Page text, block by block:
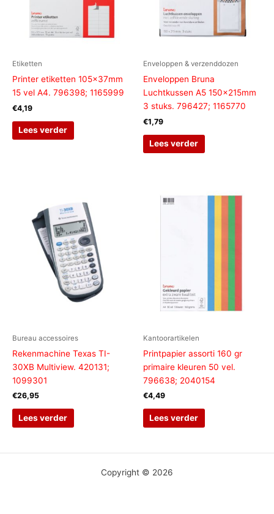
Etiketten
Printer etiketten 105x37mm
15 vel A4. 796398; 1165999
€4,19
Lees verder
Enveloppen & verzenddozen
Enveloppen Bruna
Luchtkussen A5 150x215mm
3 stuks. 796427; 1165770
€1,79
Lees verder
Bureau accessoires
Rekenmachine Texas TI-
30XB Multiview. 420131;
1099301
€26,95
Lees verder
Kantoorartikelen
Printpapier assorti 160 gr
primaire kleuren 50 vel.
796638; 2040154
€4,49
Lees verder
Copyright © 2026